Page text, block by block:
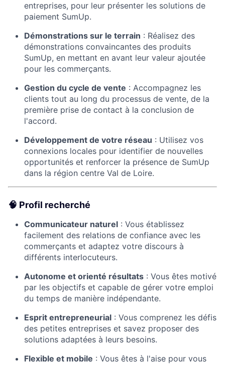
entreprises, pour leur présenter les solutions de
paiement SumUp.​
Démonstrations sur le terrain : Réalisez des
démonstrations convaincantes des produits
SumUp, en mettant en avant leur valeur ajoutée
pour les commerçants.​
Gestion du cycle de vente : Accompagnez les
clients tout au long du processus de vente, de la
première prise de contact à la conclusion de
l'accord.​
Développement de votre réseau : Utilisez vos
connexions locales pour identifier de nouvelles
opportunités et renforcer la présence de SumUp
dans la région centre Val de Loire. ​
🧠 Profil recherché
Communicateur naturel : Vous établissez
facilement des relations de confiance avec les
commerçants et adaptez votre discours à
différents interlocuteurs.​
Autonome et orienté résultats : Vous êtes motivé
par les objectifs et capable de gérer votre emploi
du temps de manière indépendante.​
Esprit entrepreneurial : Vous comprenez les défis
des petites entreprises et savez proposer des
solutions adaptées à leurs besoins.​
Flexible et mobile : Vous êtes à l'aise pour vous